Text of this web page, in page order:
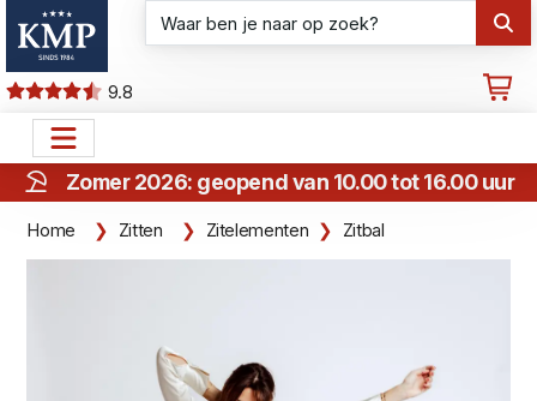
9.8
Zomer 2026: geopend van 10.00 tot 16.00 uur
Home Zitten Zitelementen Zitbal